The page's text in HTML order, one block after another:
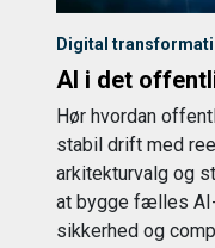
Digital
AI i det
Hør hvordan
stabil drift med
arkitekturvalg og
at bygge fælles
sikkerhed og